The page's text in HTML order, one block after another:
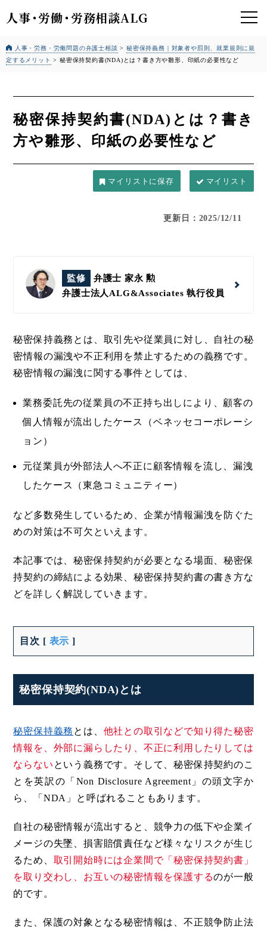
人事・労働・労務相談ALG
人事・労務・労働問題の弁護士相談 >秘密保持義務｜対象者や罰則、就業規則に規
定するメリット >秘密保持契約書(NDA)とは？書き方や雛形、印紙の必要性など
秘密保持契約書(NDA)とは？書き
方や雛形、印紙の必要性など
マイリスト
更新日：2025/12/11
監修
弁護士 家永 勲
弁護士法人ALG&Associates執行役員
秘密保持義務とは、取引先や従業員に対し、自社の秘
密情報の漏洩や不正利用を禁止するための義務です。
秘密情報の漏洩に関する事件としては、
業務委託先の従業員の不正持ち出しにより、顧客の
個人情報が流出したケース（ベネッセコーポレーシ
ョン）
元従業員が外部法人へ不正に顧客情報を流し、漏洩
したケース（東急コミュニティー）
など多数発生しているため、企業が情報漏洩を防ぐた
めの対策は不可欠といえます。
本記事では、秘密保持契約が必要となる場面、秘密保
持契約の締結による効果、秘密保持契約書の書き方な
どを詳しく解説していきます。
目次 [ 表示 ]
秘密保持契約(NDA)とは
秘密保持義務 とは、 他社との取引などで知り得た秘密
情報を、外部に漏らしたり、不正に利用したりしては
ならない という義務です。そして、秘密保持契約のこ
とを英訳の「Non Disclosure Agreement」の頭文字か
ら、「NDA」と呼ばれることもあります。
自社の秘密情報が流出すると、競争力の低下や企業イ
メージの失墜、損害賠償責任など様々なリスクが生じ
るため、 取引開始時には企業間で「秘密保持契約書」
を取り交わし、お互いの秘密情報を保護するのが一般
的です。
また、保護の対象となる秘密情報は、不正競争防止法